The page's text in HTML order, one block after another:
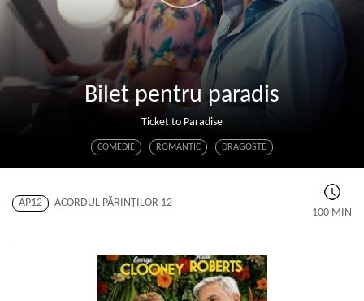
Bilet pentru paradis
Ticket to Paradise
COMEDIE ROMANTIC DRAGOSTE
AP12
ACORDUL PĂRINŢILOR 12
100 MIN